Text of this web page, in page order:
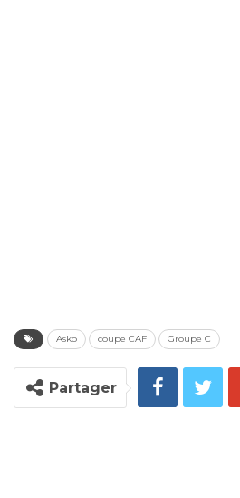
Asko coupe CAF Groupe C
Partager